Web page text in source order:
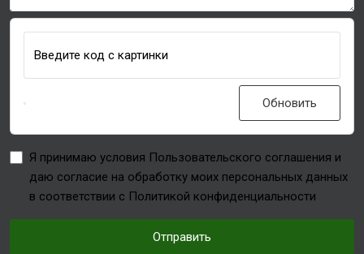
Введите код с картинки
Обновить
Я принимаю условия Пользовательского соглашения и
даю согласие на обработку моих персональных данных
в соответствии с Политикой конфиденциальности
Отправить